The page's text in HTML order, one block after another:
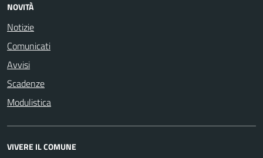
NOVITÀ
Notizie
Comunicati
Avvisi
Scadenze
Modulistica
VIVERE IL COMUNE